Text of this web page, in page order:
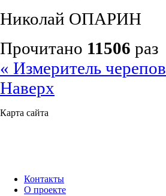
Николай ОПАРИН
Прочитано 11506 раз
« Измеритель черепов
Наверх
Карта сайта
Контакты
О проекте